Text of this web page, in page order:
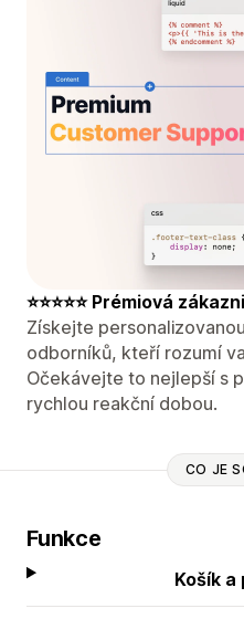
⭐⭐⭐⭐⭐ Prémiová
Získejte
odborníků, kteří rozumí
Očekávejte to nejlepší s
rychlou reakční dobou.
CO JE
Funkce
Košík a